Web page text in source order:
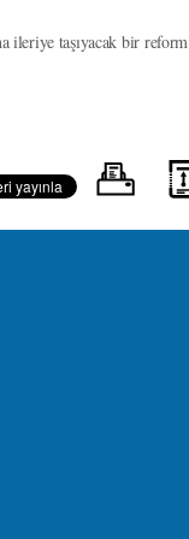
ileriye taşıyacak bir reform